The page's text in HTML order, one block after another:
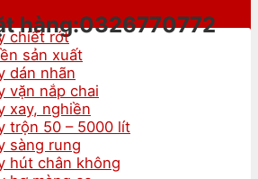
hàng:0326770772
chiết rót
sản xuất
dán nhãn
vặn nắp chai
xay, nghiền
trộn 50 – 5000 lít
sàng rung
hút chân không